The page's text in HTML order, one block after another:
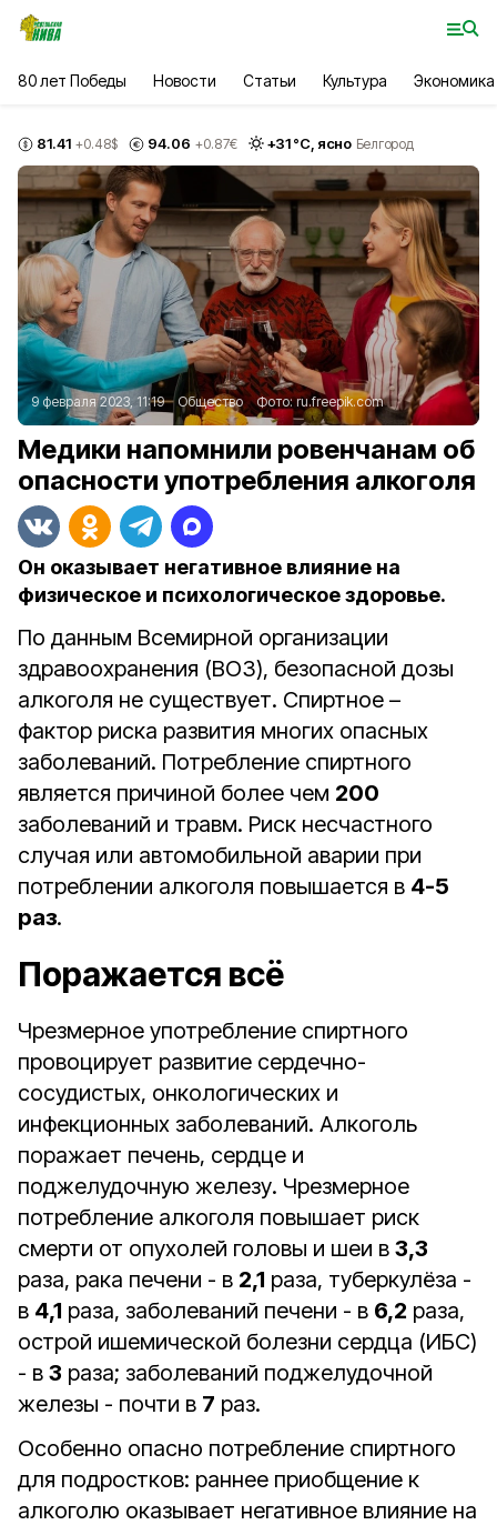
80 лет Победы Новости Статьи Культура Экономика
81.41 +0.48$ 94.06 +0.87€ +31°С, ясно Белгород
9 февраля 2023, 11:19 Общество Фото:ru.freepik.com
Медики напомнили ровенчанам об
опасности употребления алкоголя
Он оказывает негативное влияние на
физическое и психологическое здоровье.
По данным Всемирной организации
здравоохранения (ВОЗ), безопасной дозы
алкоголя не существует. Спиртное –
фактор риска развития многих опасных
заболеваний. Потребление спиртного
является причиной более чем 200
заболеваний и травм. Риск несчастного
случая или автомобильной аварии при
потреблении алкоголя повышается в 4-5
раз.
Поражается всё
Чрезмерное употребление спиртного
провоцирует развитие сердечно-
сосудистых, онкологических и
инфекционных заболеваний. Алкоголь
поражает печень, сердце и
поджелудочную железу. Чрезмерное
потребление алкоголя повышает риск
смерти от опухолей головы и шеи в 3,3
раза, рака печени - в 2,1 раза, туберкулёза -
в 4,1 раза, заболеваний печени - в 6,2 раза,
острой ишемической болезни сердца (ИБС)
- в 3 раза; заболеваний поджелудочной
железы - почти в 7 раз.
Особенно опасно потребление спиртного
для подростков: раннее приобщение к
алкоголю оказывает негативное влияние на